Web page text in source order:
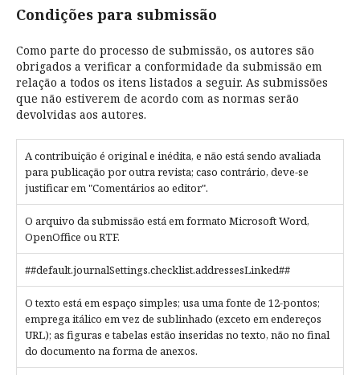
Condições para submissão
Como parte do processo de submissão, os autores são
obrigados a verificar a conformidade da submissão em
relação a todos os itens listados a seguir. As submissões
que não estiverem de acordo com as normas serão
devolvidas aos autores.
A contribuição é original e inédita, e não está sendo avaliada
para publicação por outra revista; caso contrário, deve-se
justificar em "Comentários ao editor".
O arquivo da submissão está em formato Microsoft Word,
OpenOffice ou RTF.
##default.journalSettings.checklist.addressesLinked##
O texto está em espaço simples; usa uma fonte de 12-pontos;
emprega itálico em vez de sublinhado (exceto em endereços
URL); as figuras e tabelas estão inseridas no texto, não no final
do documento na forma de anexos.